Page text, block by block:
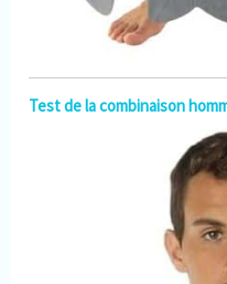
Test de la combinaison